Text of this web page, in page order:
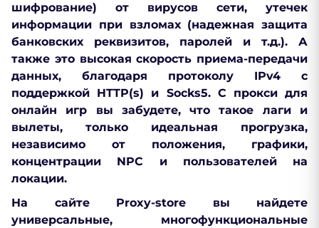
шифрование) от вирусов сети, утечек
информации при взломах (надежная защита
банковских реквизитов, паролей и т.д.). А
также это высокая скорость приема-передачи
данных, благодаря протоколу IPv4 с
поддержкой HTTP(s) и Socks5. С прокси для
онлайн игр вы забудете, что такое лаги и
вылеты, только идеальная прогрузка,
независимо от положения, графики,
концентрации NPC и пользователей на
локации.
На сайте Proxy-store вы найдете
универсальные, многофункциональные